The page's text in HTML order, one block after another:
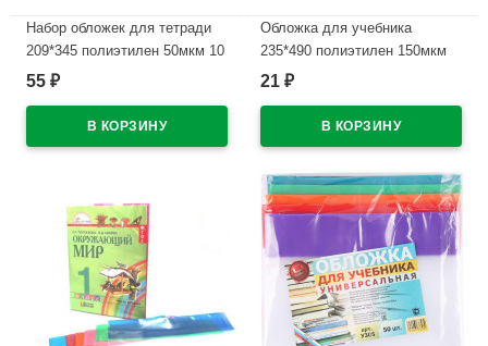
Набор обложек для тетради
209*345 полиэтилен 50мкм 10
штук в наборе арт Т50-10
55 ₽
Обложка для учебника
235*490 полиэтилен 150мкм
универсальная М арт У 235
21 ₽